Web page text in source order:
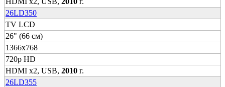
26LD350
TV LCD
26" (66 см)
1366x768
720p HD
HDMI x2, USB, 2010 г.
26LD355